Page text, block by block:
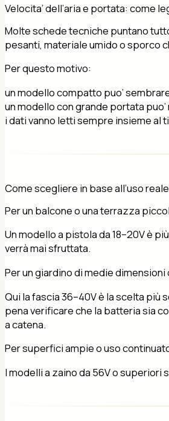
Velocita’ dell’aria e portata: come
Molte schede tecniche puntano
pesanti, materiale umido o sporco
Per questo motivo:
un modello compatto puo’
un modello con grande portata
i dati vanno letti sempre insieme al
Come scegliere in base all’uso reale
Per un balcone o una terrazza
Un modello a pistola da 18–20V è
verrà mai sfruttata.
Per un giardino di medie dimensioni
Qui la fascia 36–40V è la scelta più
pena verificare che la batteria sia
a catena.
Per superfici ampie o uso
I modelli a zaino da 56V o superiori